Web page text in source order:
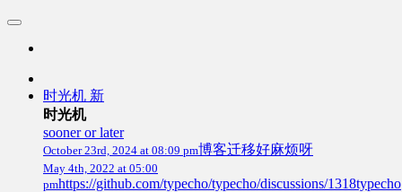
时光机 新
时光机
sooner or later
October 23rd, 2024 at 08:09 pm博客迁移好麻烦呀
May 4th, 2022 at 05:00
pmhttps://github.com/typecho/typecho/discussions/1318typecho